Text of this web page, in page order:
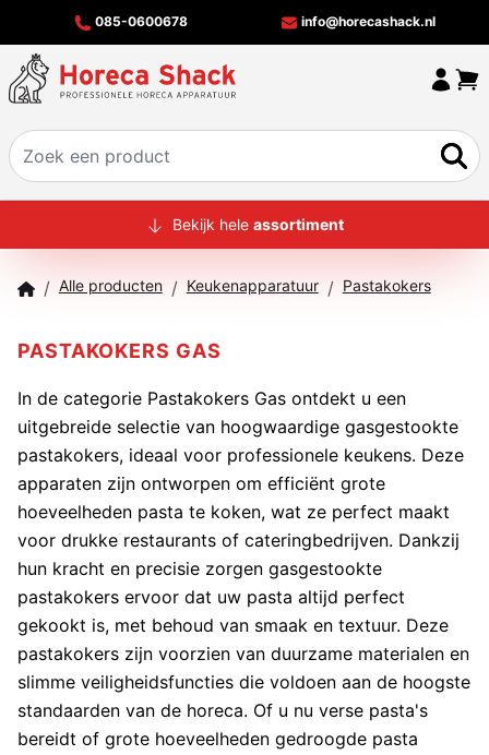
085-0600678 info@horecashack.nl
HOME
MERKEN
CONTACT
Bekijk hele assortiment
/ Alle producten / Keukenapparatuur / Pastakokers
PASTAKOKERS GAS
In de categorie Pastakokers Gas ontdekt u een
uitgebreide selectie van hoogwaardige gasgestookte
pastakokers, ideaal voor professionele keukens. Deze
apparaten zijn ontworpen om efficiënt grote
hoeveelheden pasta te koken, wat ze perfect maakt
voor drukke restaurants of cateringbedrijven. Dankzij
hun kracht en precisie zorgen gasgestookte
pastakokers ervoor dat uw pasta altijd perfect
gekookt is, met behoud van smaak en textuur. Deze
pastakokers zijn voorzien van duurzame materialen en
slimme veiligheidsfuncties die voldoen aan de hoogste
standaarden van de horeca. Of u nu verse pasta's
bereidt of grote hoeveelheden gedroogde pasta